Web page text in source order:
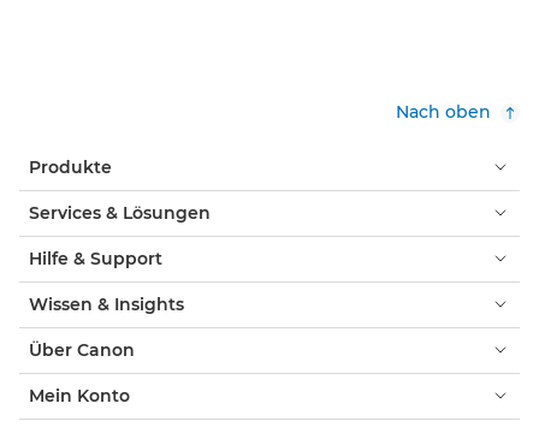
Nach oben
Produkte
Services & Lösungen
Hilfe & Support
Wissen & Insights
Über Canon
Mein Konto